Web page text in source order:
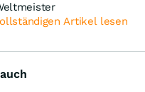
Artikel lesen